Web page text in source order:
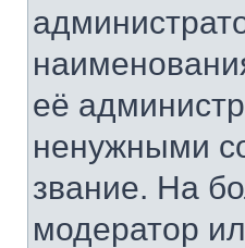
её
ненужными
звание. На
модератор